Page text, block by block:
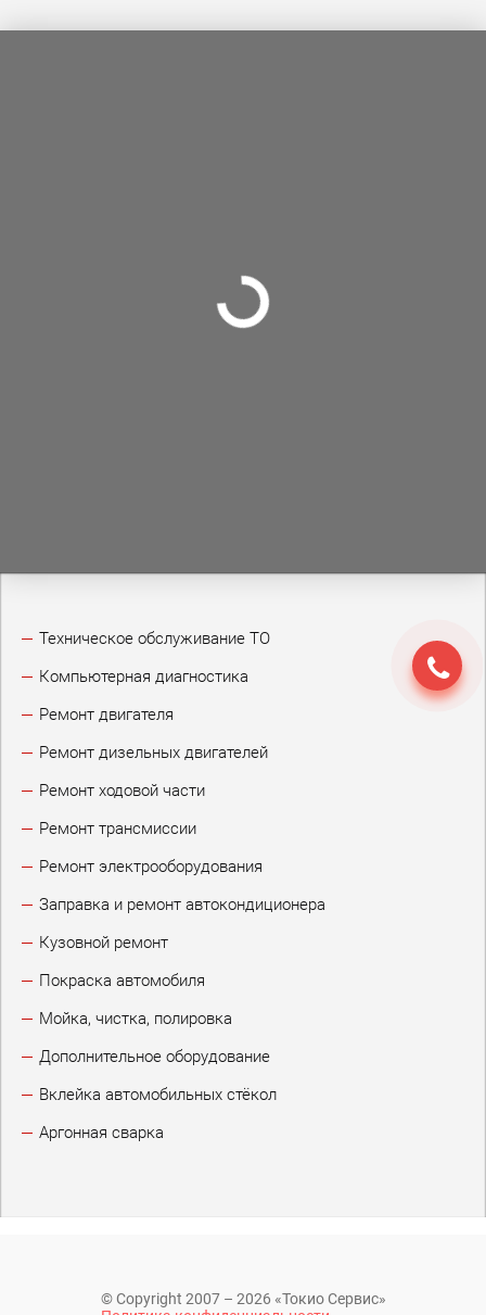
Техническое обслуживание ТО
Компьютерная диагностика
Ремонт двигателя
Ремонт дизельных двигателей
Ремонт ходовой части
Ремонт трансмиссии
Ремонт электрооборудования
Заправка и ремонт автокондиционера
Кузовной ремонт
Покраска автомобиля
Мойка, чистка, полировка
Дополнительное оборудование
Вклейка автомобильных стёкол
Аргонная сварка
© Copyright 2007 – 2026 «Токио Сервис»